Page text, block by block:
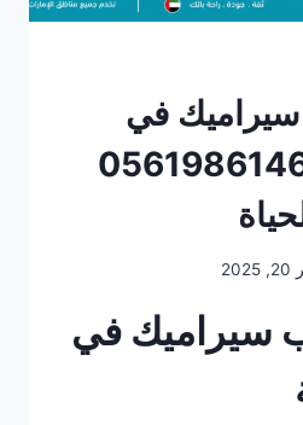
في
الخيمة 0561986146
سيراميك في